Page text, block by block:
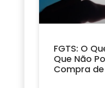
FGTS: O
Que Não
Compra